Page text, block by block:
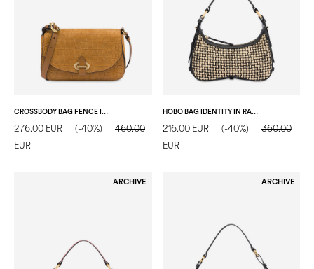
CROSSBODY BAG FENCE IN NABUK STAMPA COCCO CUOIO/CUOIO
276.00 EUR (-40%)
460.00
EUR
HOBO BAG IDENTITY IN RAFIA BEIGE/NERO/NERO
216.00 EUR (-40%)
360.00
EUR
ARCHIVE ARCHIVE